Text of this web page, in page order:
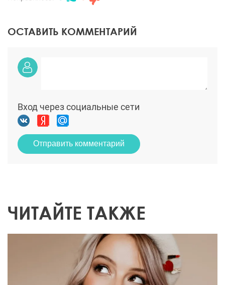
ОСТАВИТЬ КОММЕНТАРИЙ
Вход через социальные сети
Отправить комментарий
ЧИТАЙТЕ ТАКЖЕ